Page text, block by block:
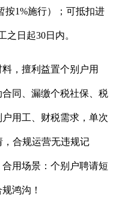
按1%施行）；可抵扣进
日起30日内。
，擅利益置个别户用
同、漏缴个税社保、税
用工、财税需求，单次
，合规运营无违规记
用场景：个别户聘请短
鸿沟！